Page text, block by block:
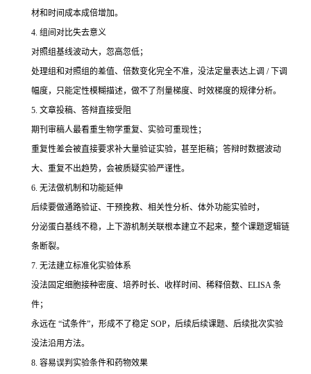
材和时间成本成倍增加。
4. 组间对比失去意义
对照组基线波动大，忽高忽低；
处理组和对照组的差值、倍数变化完全不准，没法定量表达上调 / 下调
幅度，只能定性模糊描述，做不了剂量梯度、时效梯度的规律分析。
5. 文章投稿、答辩直接受阻
期刊审稿人最看重生物学重复、实验可重现性；
重复性差会被直接要求补大量验证实验，甚至拒稿；答辩时数据波动
大、重复不出趋势，会被质疑实验严谨性。
6. 无法做机制和功能延伸
后续要做通路验证、干预挽救、相关性分析、体外功能实验时，
分泌蛋白基线不稳，上下游机制关联根本建立不起来，整个课题逻辑链
条断裂。
7. 无法建立标准化实验体系
没法固定细胞接种密度、培养时长、收样时间、稀释倍数、ELISA 条
件；
永远在 “试条件”，形成不了稳定 SOP，后续后续课题、后续批次实验
没法沿用方法。
8. 容易误判实验条件和药物效果